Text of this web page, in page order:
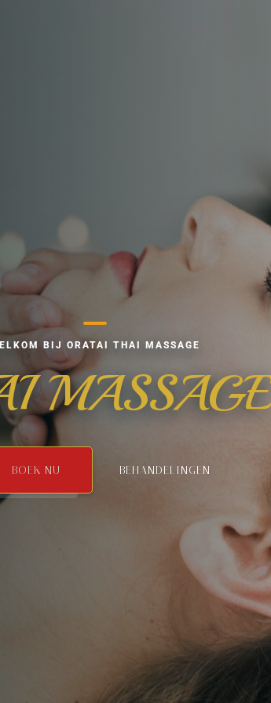
BIJ ORATAI THAI MASSAGE
BOEK NU BEHANDELINGEN
STRESS,
TIJVE NEK.
BOEK NU
MET ONZE BEHANDELING DOOR
ONTSPAN